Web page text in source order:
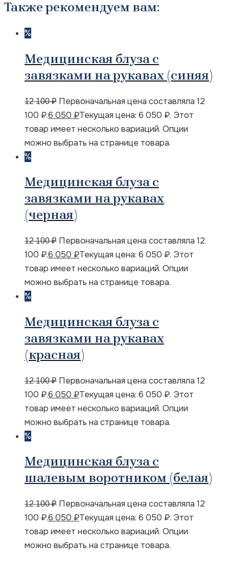
Также рекомендуем вам:
%
Медицинская блуза с
завязками на рукавах (синяя)
12 100₽ Первоначальная цена составляла 12
100 ₽.6 050 ₽Текущая цена: 6 050 ₽. Этот
товар имеет несколько вариаций. Опции
можно выбрать на странице товара.
%
Медицинская блуза с
завязками на рукавах
(черная)
12 100₽ Первоначальная цена составляла 12
100 ₽.6 050 ₽Текущая цена: 6 050 ₽. Этот
товар имеет несколько вариаций. Опции
можно выбрать на странице товара.
%
Медицинская блуза с
завязками на рукавах
(красная)
12 100₽ Первоначальная цена составляла 12
100 ₽.6 050 ₽Текущая цена: 6 050 ₽. Этот
товар имеет несколько вариаций. Опции
можно выбрать на странице товара.
%
Медицинская блуза с
шалевым воротником (белая)
12 100₽ Первоначальная цена составляла 12
100 ₽.6 050 ₽Текущая цена: 6 050 ₽. Этот
товар имеет несколько вариаций. Опции
можно выбрать на странице товара.